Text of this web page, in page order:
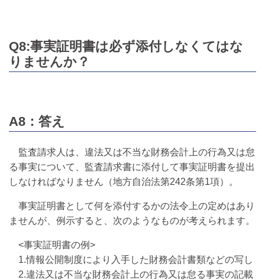
Q8:事実証明書は必ず添付しなくてはな
りませんか？
A8：答え
監査請求人は、違法又は不当な財務会計上の行為又は怠
る事実について、監査請求書に添付して事実証明書を提出
しなければなりません（地方自治法第242条第1項）。
事実証明書として何を添付するかの法令上の定めはあり
ませんが、例示すると、次のようなものが考えられます。
<事実証明書の例>
1.情報公開制度により入手した財務会計書類などの写し
2.違法又は不当な財務会計上の行為又は怠る事実の記載